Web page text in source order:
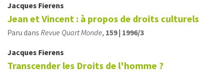
Jacques Fierens
Jean et Vincent : à propos de droits culturels
Paru dans Revue Quart Monde, 159 | 1996/3
Jacques Fierens
Transcender les Droits de l'homme ?